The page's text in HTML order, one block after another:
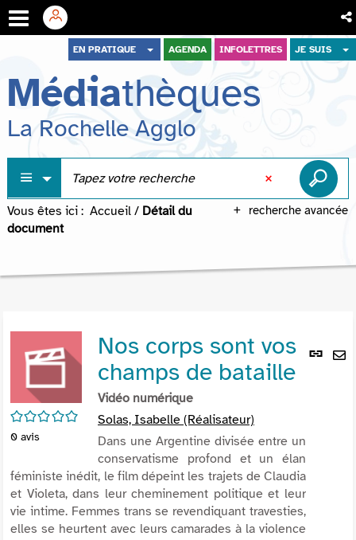
menu
contenu
recherche
EN PRATIQUE AGENDA INFOLETTRES JE SUIS
Médiathèques
La Rochelle Agglo
recherche avancée
Vous êtes ici : Accueil / Détail du
document
Lien
/5
0 avis
Nos corps sont vos
champs de bataille
Vidéo numérique
Solas, Isabelle (Réalisateur)
Dans une Argentine divisée entre un
conservatisme profond et un élan
féministe inédit, le film dépeint les trajets de Claudia
et Violeta, dans leur cheminement politique et leur
vie intime. Femmes trans se revendiquant travesties,
elles se heurtent avec leurs camarades à la violence